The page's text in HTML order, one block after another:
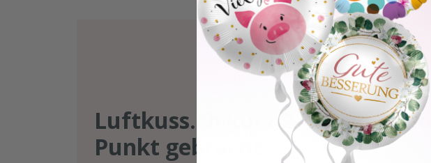
Luftkuss.ch kurz & knapp auf
Punkt gebracht